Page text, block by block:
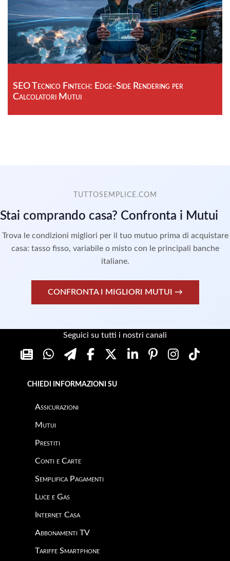
SEO Tecnico Fintech: Edge-Side Rendering per
Calcolatori Mutui
TUTTOSEMPLICE.COM
Stai comprando casa? Confronta i Mutui
Trova le condizioni migliori per il tuo mutuo prima di acquistare
casa: tasso fisso, variabile o misto con le principali banche
italiane.
CONFRONTA I MIGLIORI MUTUI →
Seguici su tutti i nostri canali
CHIEDI INFORMAZIONI SU
Assicurazioni
Mutui
Prestiti
Conti e Carte
Semplifica Pagamenti
Luce e Gas
Internet Casa
Abbonamenti TV
Tariffe Smartphone